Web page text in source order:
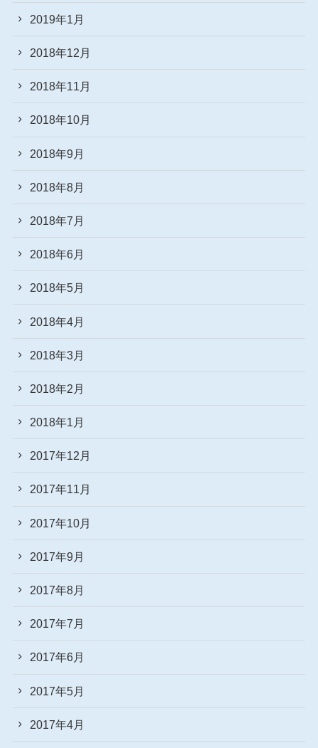
2019年1月
2018年12月
2018年11月
2018年10月
2018年9月
2018年8月
2018年7月
2018年6月
2018年5月
2018年4月
2018年3月
2018年2月
2018年1月
2017年12月
2017年11月
2017年10月
2017年9月
2017年8月
2017年7月
2017年6月
2017年5月
2017年4月